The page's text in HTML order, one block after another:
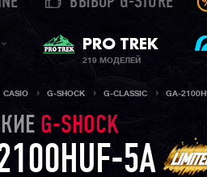
PRO TREK
219 МОДЕЛЕЙ
CASIO G-SHOCK G-CLASSIC GA-
G-SHOCK
5A